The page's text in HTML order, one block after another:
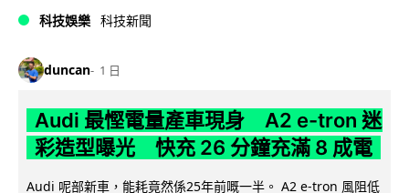
科技娛樂 科技新聞
duncan 1 日
Audi 最慳電量產車現身 A2 e-tron 迷
彩造型曝光 快充 26 分鐘充滿 8 成電
Audi 呢部新車，能耗竟然係25年前嘅一半。 A2 e-tron 風阻低